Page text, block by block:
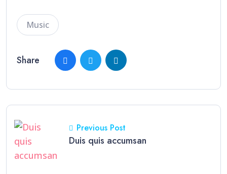
Music
Share
Previous Post
Duis quis accumsan